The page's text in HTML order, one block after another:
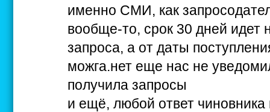
именно СМИ, как
вообще-то, срок 30 дней идет
запроса, а от даты
можга.нет еще нас не
получила запросы
и ещё, любой ответ чиновника